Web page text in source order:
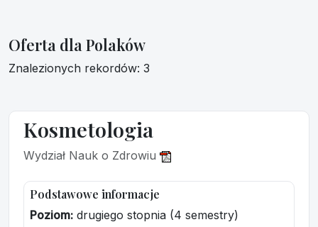
Oferta dla Polaków
Znalezionych rekordów: 3
Kosmetologia
Wydział Nauk o Zdrowiu
Podstawowe informacje
Poziom: drugiego stopnia (4 semestry)